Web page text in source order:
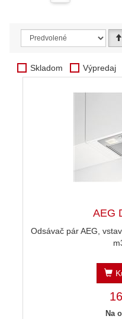
Skladom Výpredaj
AEG
Odsávač pár AEG,
Na